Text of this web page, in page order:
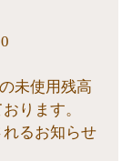
未使用残高
ります。
れるお知らせ